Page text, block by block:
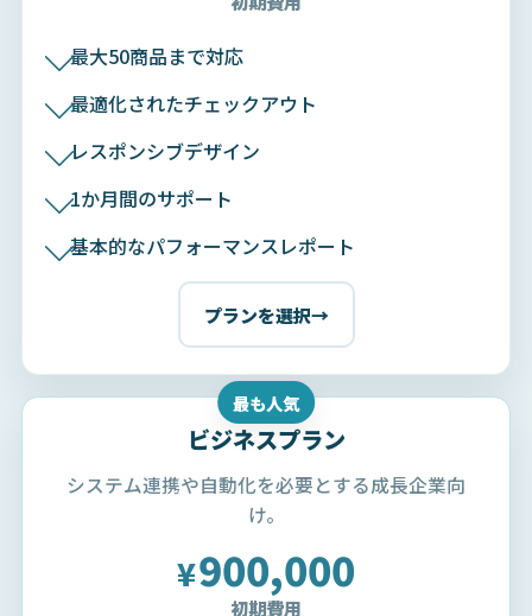
最大50商品まで対応
最適化されたチェックアウト
レスポンシブデザイン
1か月間のサポート
基本的なパフォーマンスレポート
プランを選択→
最も人気
ビジネスプラン
システム連携や自動化を必要とする成長企業向
け。
¥900,000
初期費用